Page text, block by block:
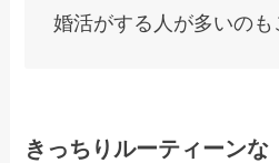
婚活がする人が多いのも
きっちりルーティーンな